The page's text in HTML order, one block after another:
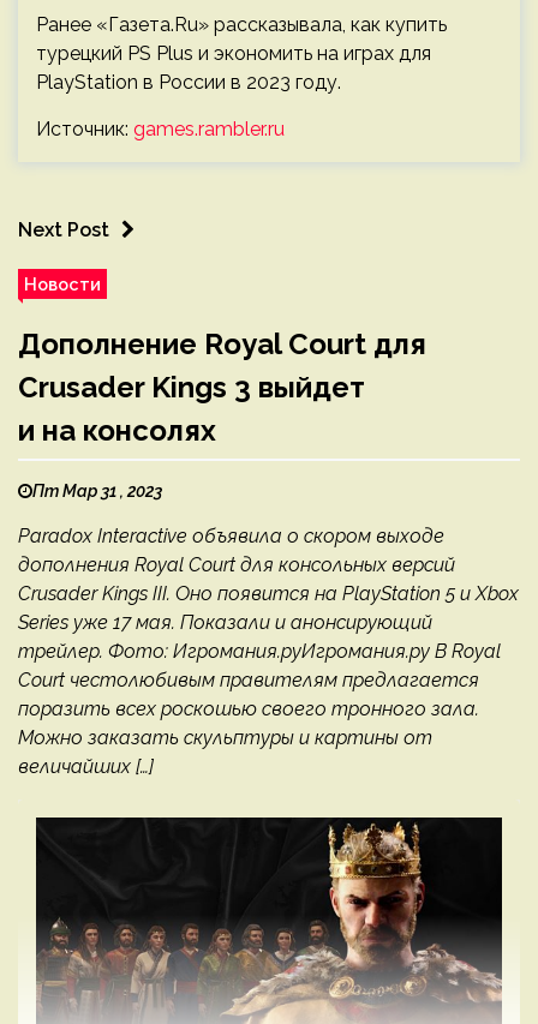
Ранее «Газета.Ru» рассказывала, как купить
турецкий PS Plus и экономить на играх для
PlayStation в России в 2023 году.
Источник: games.rambler.ru
Next Post
Новости
Дополнение Royal Court для
Crusader Kings 3 выйдет
и на консолях
Пт Мар 31 , 2023
Paradox Interactive объявила о скором выходе
дополнения Royal Court для консольных версий
Crusader Kings III. Оно появится на PlayStation 5 и Xbox
Series уже 17 мая. Показали и анонсирующий
трейлер. Фото: Игромания.руИгромания.ру В Royal
Court честолюбивым правителям предлагается
поразить всех роскошью своего тронного зала.
Можно заказать скульптуры и картины от
величайших […]